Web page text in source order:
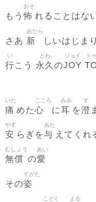
もう怖
おそ
れることはな
さあ 新
あたら
しいはじま
行
い
こう 永久
とわ
のJOY
ジョイ トゥ
痛
いた
めた心
こころ
に耳
みみ
を澄
す
安
やす
らぎを与
あた
えてくれ
無償
むしょう
の愛
あい
その姿
すがた
こどく よる